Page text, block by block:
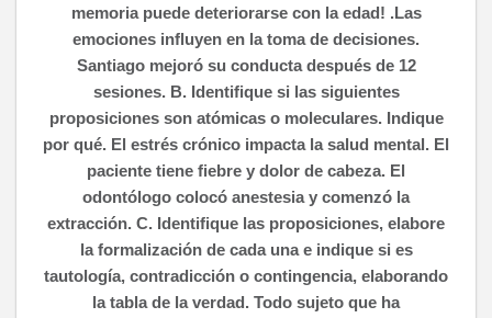
memoria puede deteriorarse con la edad! .Las
emociones influyen en la toma de decisiones.
Santiago mejoró su conducta después de 12
sesiones. B. Identifique si las siguientes
proposiciones son atómicas o moleculares. Indique
por qué. El estrés crónico impacta la salud mental. El
paciente tiene fiebre y dolor de cabeza. El
odontólogo colocó anestesia y comenzó la
extracción. C. Identifique las proposiciones, elabore
la formalización de cada una e indique si es
tautología, contradicción o contingencia, elaborando
la tabla de la verdad. Todo sujeto que ha